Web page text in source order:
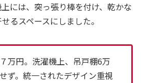
には、突っ張り棒を付け、乾かな
るスペースにしました。
万円。洗濯機上、吊戸棚6万
ず。統一されたデザイン重視